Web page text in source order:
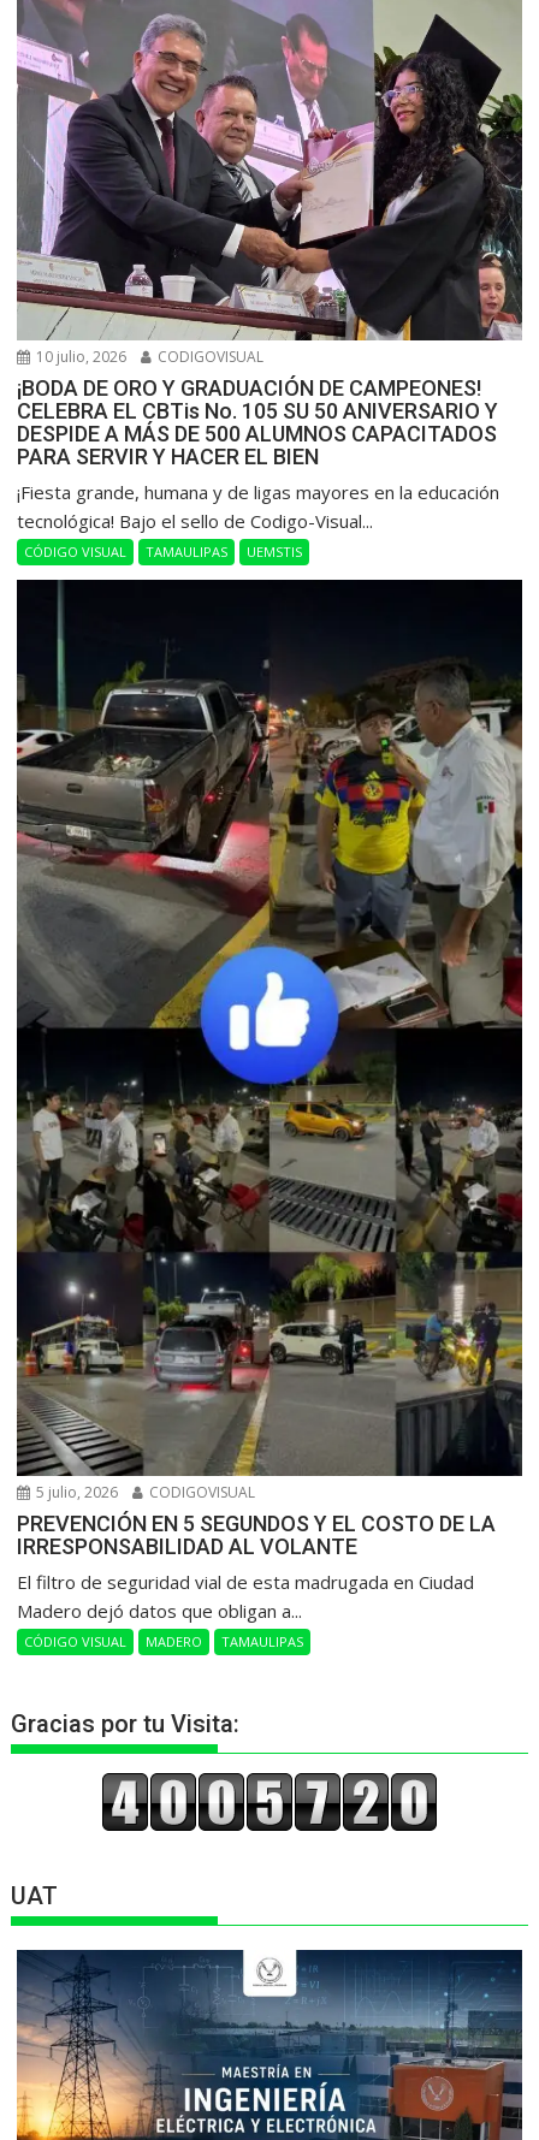
10 julio, 2026 CODIGOVISUAL
¡BODA DE ORO Y GRADUACIÓN DE CAMPEONES!
CELEBRA EL CBTis No. 105 SU 50 ANIVERSARIO Y
DESPIDE A MÁS DE 500 ALUMNOS CAPACITADOS
PARA SERVIR Y HACER EL BIEN
​¡Fiesta grande, humana y de ligas mayores en la educación
tecnológica! Bajo el sello de Codigo-Visual...
CÓDIGO VISUAL TAMAULIPAS UEMSTIS
5 julio, 2026 CODIGOVISUAL
PREVENCIÓN EN 5 SEGUNDOS Y EL COSTO DE LA
IRRESPONSABILIDAD AL VOLANTE
​El filtro de seguridad vial de esta madrugada en Ciudad
Madero dejó datos que obligan a...
CÓDIGO VISUAL MADERO TAMAULIPAS
Gracias por tu Visita:
UAT